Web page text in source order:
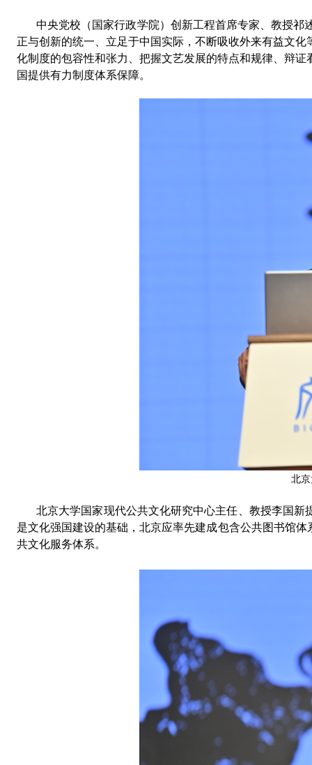
中央党校（国家行政学院）创新工程首席专家、教授祁
正与创新的统一
立足于中国实际 ， 不断吸收外来有益文化
化制度的包容性和张力
把握文艺发展的特点和规律
辩证
国提供有力制度体系保障。
北
北京大学国家现代公共文化研究中心主任、教授李国新
是文化强国建设的基础 ，北京应率先建成包含公共图书馆体
共文化服务体系。